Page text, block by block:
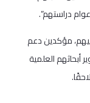
دراستهم”.
مؤكدين دعم
أبحاثهم العلمية